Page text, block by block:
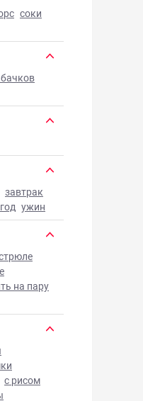
соки
завтрак
ужин
на пару
с рисом